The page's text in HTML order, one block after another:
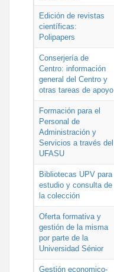
Edición de revistas
científicas:
Polipapers
Conserjería de
Centro: información
general del Centro y
otras tareas de apoyo
Formación para el
Personal de
Administración y
Servicios a través del
UFASU
Bibliotecas UPV para
estudio y consulta de
la colección
Oferta formativa y
gestión de la misma
por parte de la
Universidad Sénior
Gestión economico-